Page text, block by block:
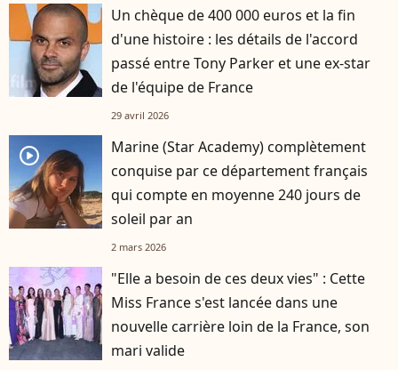
Un chèque de 400 000 euros et la fin
d'une histoire : les détails de l'accord
passé entre Tony Parker et une ex-star
de l'équipe de France
29 avril 2026
player2
Marine (Star Academy) complètement
conquise par ce département français
qui compte en moyenne 240 jours de
soleil par an
2 mars 2026
"Elle a besoin de ces deux vies" : Cette
Miss France s'est lancée dans une
nouvelle carrière loin de la France, son
mari valide